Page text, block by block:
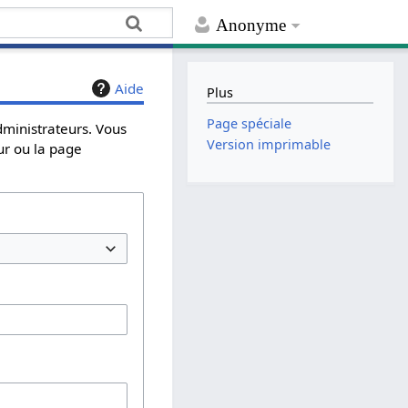
Anonyme
Aide
Vous
ou la page
Plus
Page spéciale
Version imprimable